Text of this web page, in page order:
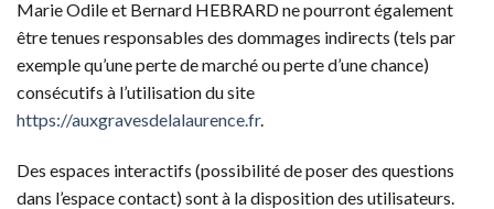
Marie Odile et Bernard HEBRARD ne pourront également
être tenues responsables des dommages indirects (tels par
exemple qu’une perte de marché ou perte d’une chance)
consécutifs à l’utilisation du site
https://auxgravesdelalaurence.fr.
Des espaces interactifs (possibilité de poser des questions
dans l’espace contact) sont à la disposition des utilisateurs.